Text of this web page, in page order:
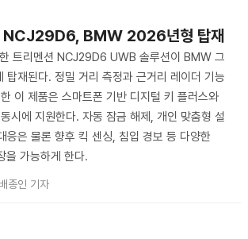
NCJ29D6, BMW 2026년형 탑재
트리멘션 NCJ29D6 UWB 솔루션이 BMW 그
재된다. 정밀 거리 측정과 근거리 레이더 기능
이 제품은 스마트폰 기반 디지털 키 플러스와
시에 지원한다. 자동 잠금 해제, 개인 맞춤형 설
응은 물론 향후 킥 센싱, 침입 경보 등 다양한
을 가능하게 한다.
배종인 기자